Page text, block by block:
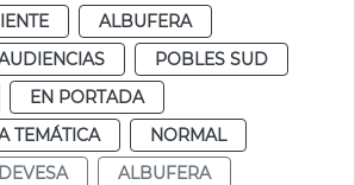
ALBUFERA
POBLES SUD
EN PORTADA
TEMÁTICA
NORMAL
DEVESA
ALBUFERA